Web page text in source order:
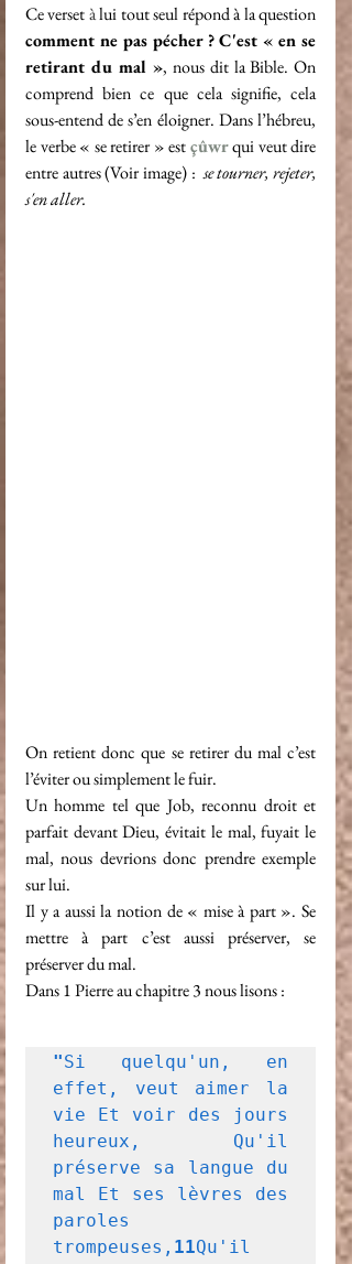
Ce verset à
comment ne pas pécher ? C'est « en se
retirant du mal », nous dit la Bible. On
comprend bien ce que cela signifie, cela
sous-entend de s’en éloigner. Dans l’hébreu,
le verbe « se retirer » est çûwrqui veut dire
entre autres (Voir image) : se tourner, rejeter,
s'en aller.
On retient donc que se retirer du mal c’est
l’éviter ou simplement le fuir.
Un homme tel que Job, reconnu droit et
parfait devant Dieu, évitait le mal, fuyait le
mal, nous devrions donc prendre exemple
sur lui.
Il y a aussi la notion de « mise à part ». Se
mettre à part c’est aussi préserver, se
préserver du mal.
Dans 1 Pierre au chapitre 3 nous lisons :
"Si quelqu'un, en
effet, veut aimer la
vie Et voir des jours
heureux, Qu'il
préserve sa langue du
mal Et ses lèvres des
paroles
trompeuses, 11Qu'il